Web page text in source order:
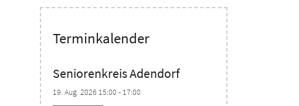
Terminkalender
Seniorenkreis Adendorf
19. Aug. 2026 15:00 - 17:00